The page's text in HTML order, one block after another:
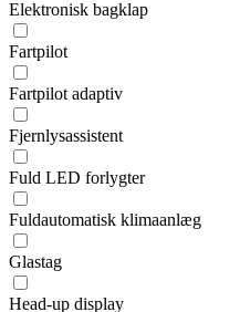
Elektronisk bagklap
Fartpilot
Fartpilot adaptiv
Fjernlysassistent
Fuld LED forlygter
Fuldautomatisk klimaanlæg
Glastag
Head-up display